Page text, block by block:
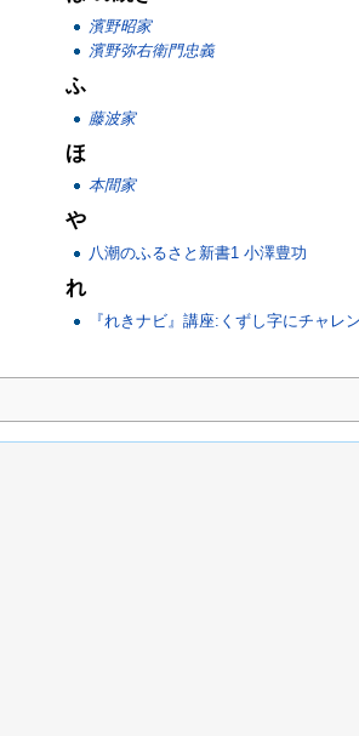
濱野昭家
濱野弥右衛門忠義
ふ
藤波家
ほ
本間家
や
八潮のふるさと新書1 小澤豊功
れ
『れきナビ』講座:くずし字にチャレ